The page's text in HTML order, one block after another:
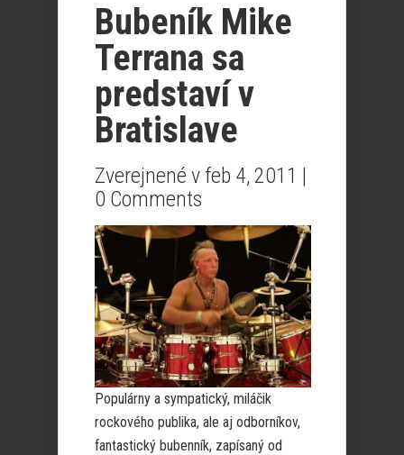
Bubeník Mike
Terrana sa
predstaví v
Bratislave
Zverejnené v feb 4, 2011 |
0 Comments
Populárny a sympatický, miláčik
rockového publika, ale aj odborníkov,
fantastický bubenník, zapísaný od